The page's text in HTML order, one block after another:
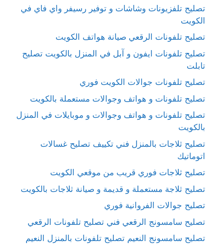
تصليح تلفزيونات وشاشات و توفير رسيفر واي فاي في
الكويت
تصليح تلفونات الرقعي صيانة هواتف الكويت
تصليح تلفونات ايفون و آبل في المنزل بالكويت تصليح
تابلت
تصليح تلفونات جوالات الكويت فوري
تصليح تلفونات و هواتف وجوالات مستعملة بالكويت
تصليح تلفونات و هواتف وجوالات و موبايلات في المنزل
بالكويت
تصليح ثلاجات بالمنزل فني تكييف تصليح غسالات
اتوماتيك
تصليح ثلاجات فوري قريب من موقعي الكويت
تصليح ثلاجة مستعملة و قديمة و صيانة ثلاجات بالكويت
تصليح جوالات الفروانية فوري
تصليح سامسونج الرقعي فني تصليح تلفونات الرقعي
تصليح سامسونج النعيم تصليح تلفونات بالمنزل النعيم